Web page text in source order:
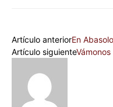
Artículo anteriorEn
Artículo siguiente